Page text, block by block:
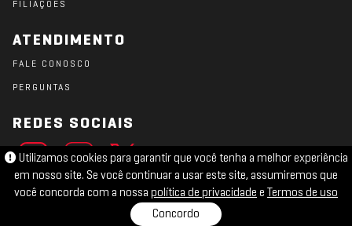
FILIAÇÕES
ATENDIMENTO
FALE CONOSCO
PERGUNTAS
REDES SOCIAIS
TERMOS DE USO PRIVACIDADE
Utilizamos cookies para garantir que você tenha a melhor experiência
em nosso site. Se você continuar a usar este site, assumiremos que
você concorda com a nossa política de privacidade e
Termos de uso
Concordo